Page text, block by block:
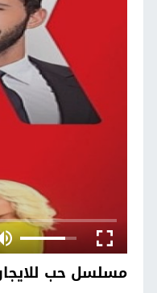
مسلسل حب للايجار